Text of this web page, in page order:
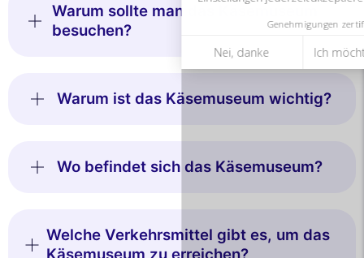
Warum sollte man das Käsemuseum
besuchen?
Warum ist das Käsemuseum wichtig?
Wo befindet sich das Käsemuseum?
Welche Verkehrsmittel gibt es, um das
Käsemuseum zu erreichen?